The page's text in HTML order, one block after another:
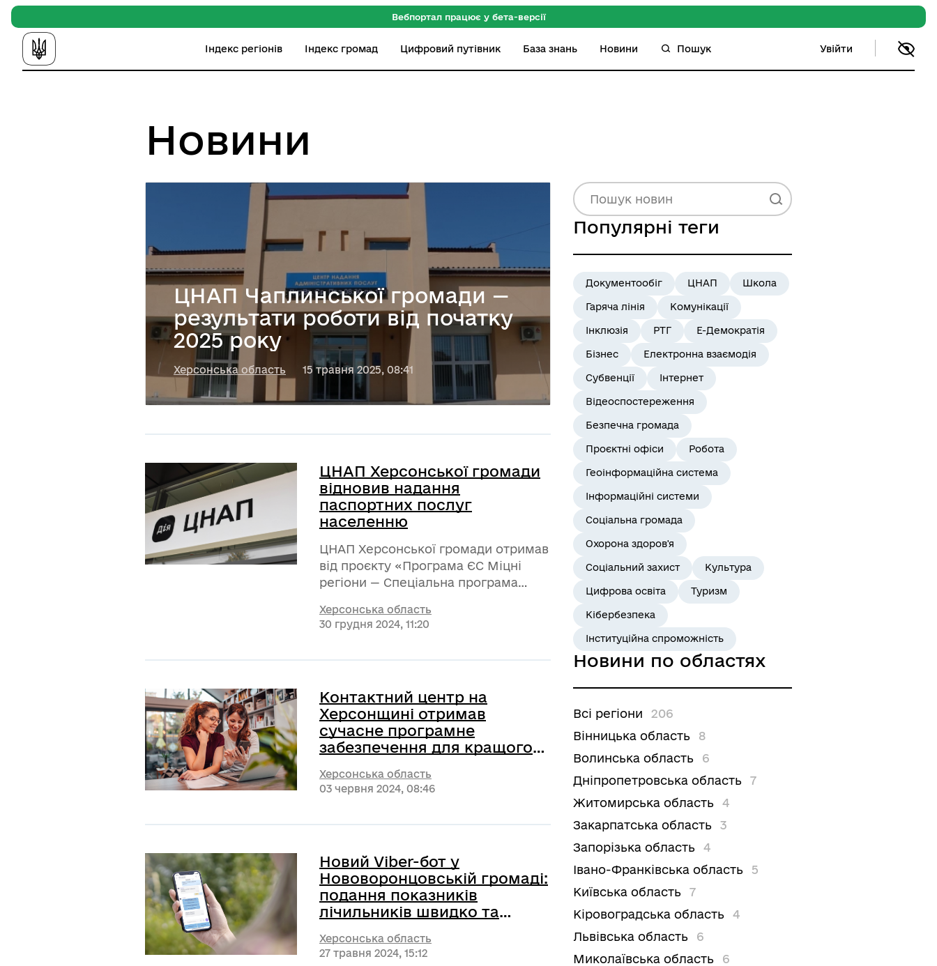
Вебпортал працює у бета-версії
Індекс регіонів Індекс громад Цифровий путівник База знань Новини Пошук Увійти
Новини
ЦНАП Чаплинської громади —
результати роботи від початку
2025 року
Херсонська область 15 травня 2025, 08:41
ЦНАП Херсонської громади
відновив надання
паспортних послуг
населенню
ЦНАП Херсонської громади отримав
від проєкту «Програма ЄС Міцні
регіони — Спеціальна програма
станції для оформлення та видачі
паспорта громадянина України для
Херсонська область
30 грудня 2024, 11:20
Контактний центр на
Херсонщині отримав
сучасне програмне
забезпечення для кращого
Херсонська область
03 червня 2024, 08:46
Новий Viber-бот у
Нововоронцовській громаді:
подання показників
лічильників швидко та
Херсонська область
27 травня 2024, 15:12
Популярні теги
Документообіг ЦНАП Школа
Гаряча лінія Комунікації
Інклюзія РТГ Е-Демократія
Бізнес Електронна взаємодія
Субвенції Інтернет
Відеоспостереження
Безпечна громада
Проєктні офіси Робота
Геоінформаційна система
Інформаційні системи
Соціальна громада
Охорона здоров'я
Соціальний захист Культура
Цифрова освіта Туризм
Кібербезпека
Інституційна спроможність
Новини по областях
Всі регіони
206
Вінницька область
8
Волинська область
6
Дніпропетровська область
7
Житомирська область
4
Закарпатська область
3
Запорізька область
4
Івано-Франківська область
5
Київська область
7
Кіровоградська область
4
Львівська область
6
Миколаївська область
6